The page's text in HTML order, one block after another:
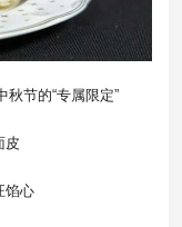
节的“专属限定”
皮
馅心